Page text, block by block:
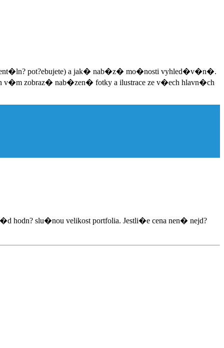
pot?ebujete) a jak� nab�z� mo�nosti vyhled�v�n�.
v�m zobraz� nab�zen� fotky a ilustrace ze v�ech hlavn�ch
hodn? slu�nou velikost portfolia. Jestli�e cena nen� nejd?